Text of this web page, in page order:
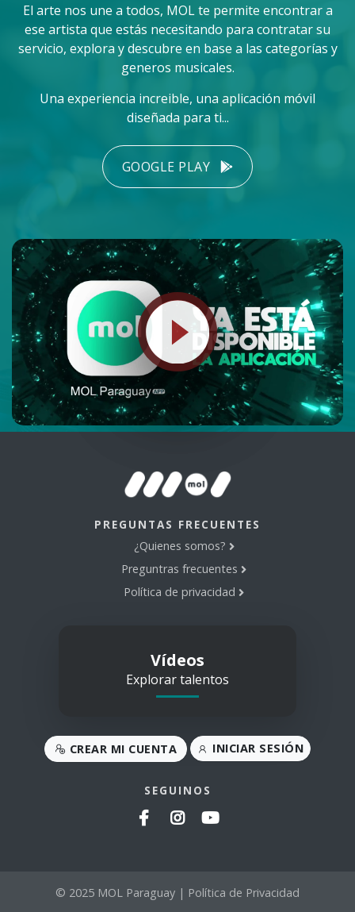
El arte nos une a todos, MOL te permite encontrar a
ese artista que estás necesitando para contratar su
servicio, explora y descubre en base a las categorías y
generos musicales.
Una experiencia increible, una aplicación móvil
diseñada para ti...
GOOGLE PLAY
PREGUNTAS FRECUENTES
¿Quienes somos?
Preguntras frecuentes
Política de privacidad
Vídeos
Explorar talentos
CREAR MI CUENTA INICIAR SESIÓN
SEGUINOS
© 2025 MOL Paraguay | Política de Privacidad